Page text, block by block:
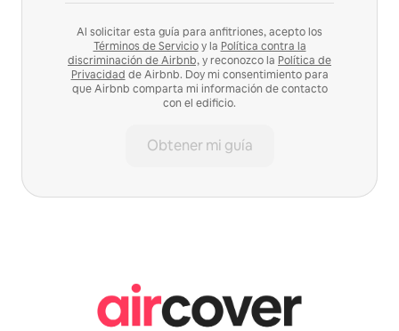
Al solicitar esta guía para anfitriones, acepto los
Términos de Servicioy la Política contra la
discriminación de Airbnb,y reconozco la Política de
Privacidad de Airbnb. Doy mi consentimiento para
que Airbnb comparta mi información de contacto
con el edificio.
Obtener mi guía